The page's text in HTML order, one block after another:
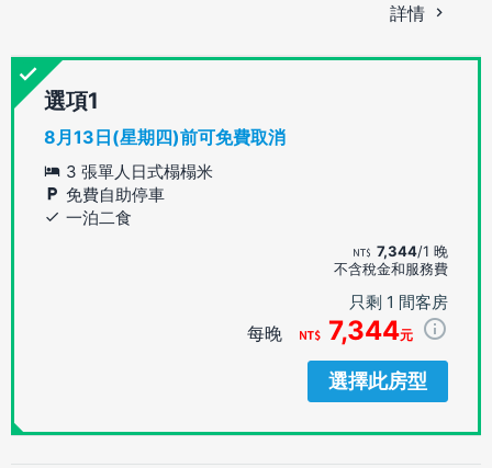
詳情
選項
8月13日(星期四)前可免費取消
3 張單人日式榻榻米
免費自助停車
一泊二食
7,344/1 晚
不含稅金和服務費
只剩 1 間客房
每晚 7,344元
選擇此房型